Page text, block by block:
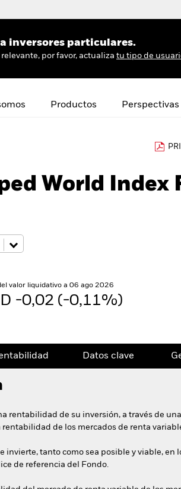
inversores particulares.
por favor, actualiza tu tipo de
Productos Perspectivas
World Index
valor liquidativo a 06 ago 2026
-0,02 (-0,11%)
Datos clave
rentabilidad de su inversión, a través de
de los mercados de renta
invierte, tanto como sea posible y viable,
de referencia del Fondo.